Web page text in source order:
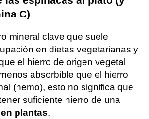
C)
mineral clave que suele
en dietas vegetarianas y
el hierro de origen vegetal
absorbible que el hierro
(hemo), esto no significa que
suficiente hierro de una
plantas.